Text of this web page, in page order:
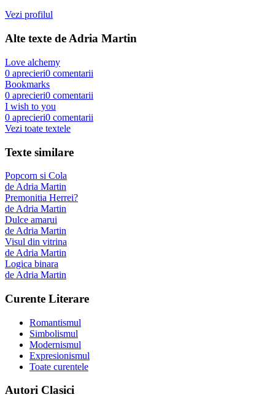
Vezi profilul
Alte texte de Adria Martin
Love alchemy
0 aprecieri0 comentarii
Bookmarks
0 aprecieri0 comentarii
I wish to you
0 aprecieri0 comentarii
Vezi toate textele
Texte similare
Popcorn si Cola
de Adria Martin
Premonitia Herrei?
de Adria Martin
Dulce amarui
de Adria Martin
Visul din vitrina
de Adria Martin
Logica binara
de Adria Martin
Curente Literare
Romantismul
Simbolismul
Modernismul
Expresionismul
Toate curentele
Autori Clasici